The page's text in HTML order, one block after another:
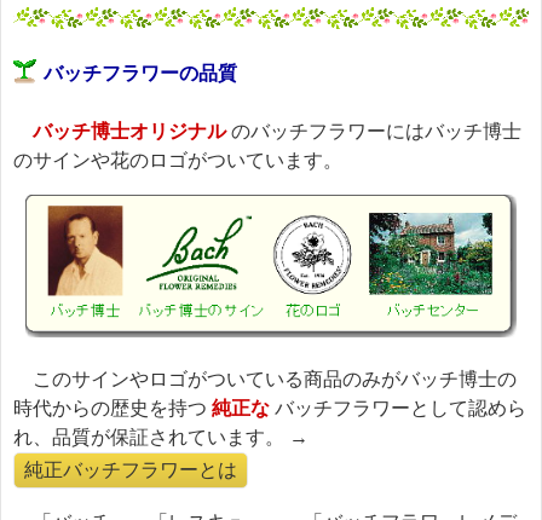
バッチフラワーの品質
バッチ博士オリジナルのバッチフラワーにはバッチ博士
のサインや花のロゴがついています。
このサインやロゴがついている商品のみがバッチ博士の
時代からの歴史を持つ 純正な バッチフラワーとして認めら
れ、品質が保証されています。 →
純正バッチフラワーとは